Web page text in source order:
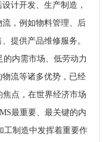
计开发、生产制造，
，例如物料管理、后
提供产品维修服务。
内需市场、低劳动力
流等诸多优势，已经
焦点，在世界经济市场
最重要、最关键的内
工制造中发挥着重要作